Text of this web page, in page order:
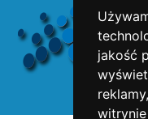
jakość